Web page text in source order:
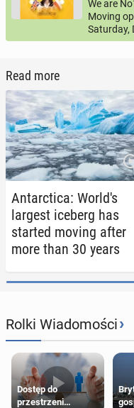
We are
Moving
Saturday,
Read more
Antarc­ti­ca: World's
largest iceberg has
started moving after
more than 30 years
Rolki Wiadomości›
Dostęp do
przestrzeni